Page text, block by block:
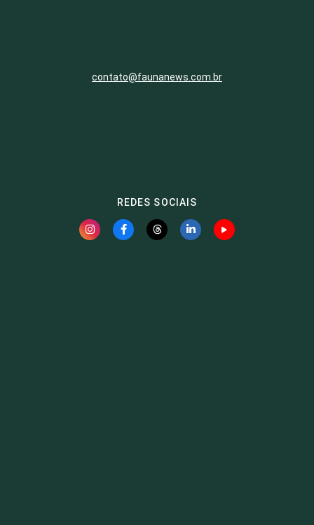
contato@faunanews.com.br
REDES SOCIAIS